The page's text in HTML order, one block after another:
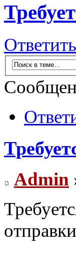
Ответить
Admin